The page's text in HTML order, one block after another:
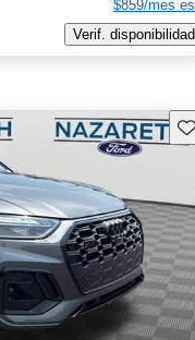
$859/mes
Verif. disponibilidad